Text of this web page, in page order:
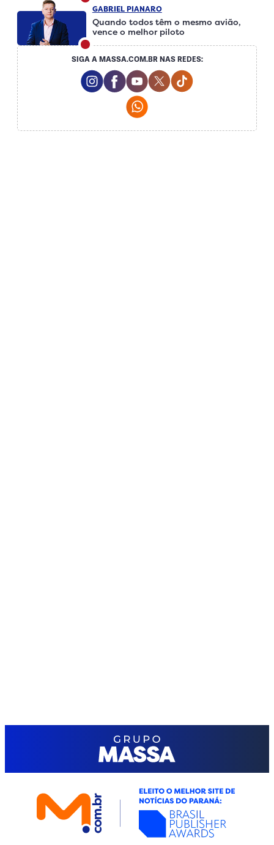
GABRIEL PIANARO
Quando todos têm o mesmo avião,
vence o melhor piloto
SIGA A MASSA.COM.BR NAS REDES:
Instagram Social Media
Facebook Social Media
Youtube Social Media
Twitter Social Media
Tiktok Social
Whatsapp Social Media